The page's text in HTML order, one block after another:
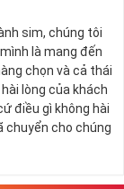
sim, chúng tôi
là mang đến
chọn và cả thái
lòng của khách
điều gì không hài
chuyển cho chúng